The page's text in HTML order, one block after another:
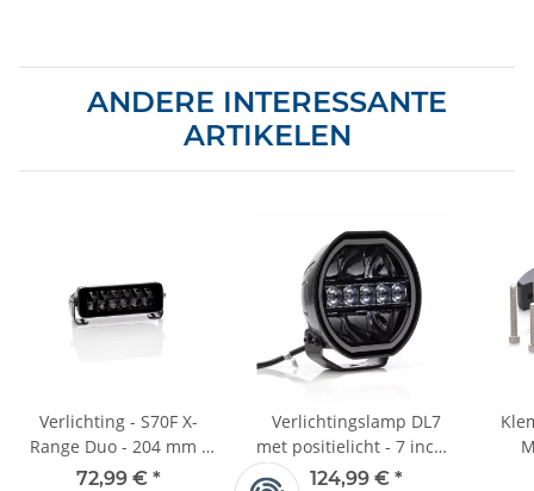
ANDERE INTERESSANTE
ARTIKELEN
Verlichting - S70F X-
Range Duo - 204 mm -
ECE-R112
72,99 € *
Verlichtingslamp DL7
met positielicht - 7 inch -
176 mm - zwart
124,99 € *